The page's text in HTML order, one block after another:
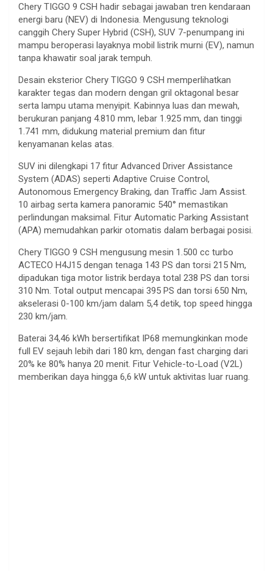
Chery TIGGO 9 CSH hadir sebagai jawaban tren kendaraan
energi baru (NEV) di Indonesia. Mengusung teknologi
canggih Chery Super Hybrid (CSH), SUV 7-penumpang ini
mampu beroperasi layaknya mobil listrik murni (EV), namun
tanpa khawatir soal jarak tempuh.
Desain eksterior Chery TIGGO 9 CSH memperlihatkan
karakter tegas dan modern dengan gril oktagonal besar
serta lampu utama menyipit. Kabinnya luas dan mewah,
berukuran panjang 4.810 mm, lebar 1.925 mm, dan tinggi
1.741 mm, didukung material premium dan fitur
kenyamanan kelas atas.
SUV ini dilengkapi 17 fitur Advanced Driver Assistance
System (ADAS) seperti Adaptive Cruise Control,
Autonomous Emergency Braking, dan Traffic Jam Assist.
10 airbag serta kamera panoramic 540° memastikan
perlindungan maksimal. Fitur Automatic Parking Assistant
(APA) memudahkan parkir otomatis dalam berbagai posisi.
Chery TIGGO 9 CSH mengusung mesin 1.500 cc turbo
ACTECO H4J15 dengan tenaga 143 PS dan torsi 215 Nm,
dipadukan tiga motor listrik berdaya total 238 PS dan torsi
310 Nm. Total output mencapai 395 PS dan torsi 650 Nm,
akselerasi 0-100 km/jam dalam 5,4 detik, top speed hingga
230 km/jam.
Baterai 34,46 kWh bersertifikat IP68 memungkinkan mode
full EV sejauh lebih dari 180 km, dengan fast charging dari
20% ke 80% hanya 20 menit. Fitur Vehicle-to-Load (V2L)
memberikan daya hingga 6,6 kW untuk aktivitas luar ruang.